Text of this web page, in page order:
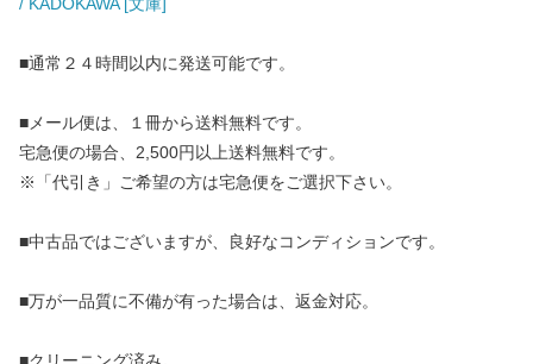
■通常２４時間以内に発送可能です。
■メール便は、１冊から送料無料です。
宅急便の場合、2,500円以上送料無料です。
※「代引き」ご希望の方は宅急便をご選択下さい。
■中古品ではございますが、良好なコンディションです。
■万が一品質に不備が有った場合は、返金対応。